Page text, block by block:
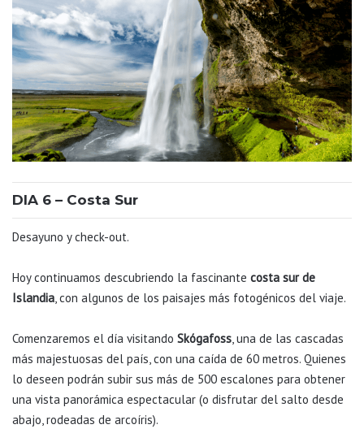
DIA 6 – Costa Sur
Desayuno y check-out.
Hoy continuamos descubriendo la fascinante costa sur de
Islandia, con algunos de los paisajes más fotogénicos del viaje.
Comenzaremos el día visitando Skógafoss, una de las cascadas
más majestuosas del país, con una caída de 60 metros. Quienes
lo deseen podrán subir sus más de 500 escalones para obtener
una vista panorámica espectacular (o disfrutar del salto desde
abajo, rodeadas de arcoíris).